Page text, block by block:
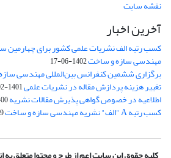
نقشه سایت
آخرین اخبار
کسب رتبه الف نشریات علمی کشور برای چهارمین
مهندسی سازه و ساخت1402-06-17
برگزاری ششمین کنفرانس بین‌المللی مهندسی
تغییر هزینه پردازش مقاله در نشریات علمی1401-02-26
اطلاعیه در خصوص گواهی پذیرش مقالات نشریه18
کسب رتبه A "الف" نشریه مهندسی سازه و ساخت